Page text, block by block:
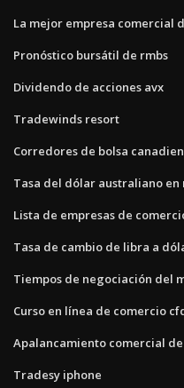
La mejor empresa comercial
Pronóstico bursátil de rmbs
Dividendo de acciones avx
Tradewinds resort
Corredores de bolsa
Tasa del dólar australiano en
Lista de empresas de
Tasa de cambio de libra a
Tiempos de negociación del
Curso en línea de comercio
Apalancamiento comercial
Tradesy iphone